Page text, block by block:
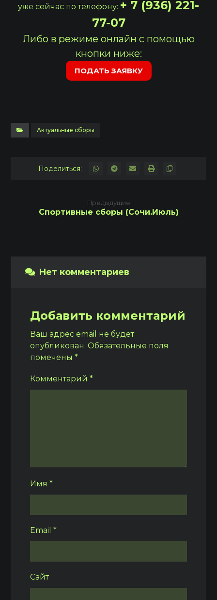
уже сейчас по телефону: + 7 (936) 221-
77-07
Либо в режиме онлайн с помощью
кнопки ниже:
ПОДАТЬ ЗАЯВКУ
Актуальные сборы
Предыдущие
Спортивные сборы (Сочи.Июль)
Нет комментариев
Добавить комментарий
Ваш адрес email не будет
опубликован. Обязательные поля
помечены*
Комментарий*
Имя*
Email*
Сайт